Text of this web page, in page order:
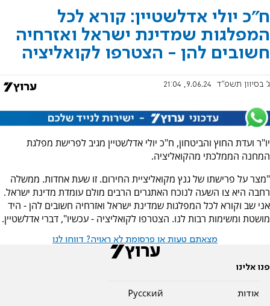
ח"כ יולי אדלשטיין: קורא לכל
המפלגות שמדינת ישראל ואזרחיה
חשובים להן - הצטרפו לקואליציה
ג' בסיוון תשפ"ד 9.06.24, 21:04
יו"ר ועדת החוץ והביטחון, ח"כ יולי אדלשטיין מגיב לפרישת מפלגת
המחנה הממלכתי מהקואליציה.
"מצר על פרישתו של גנץ מקואליציית החירום. זו שעת אחדות. ממשלה
רחבה היא צו השעה לנוכח האתגרים הרבים מולם עומדת מדינת ישראל.
אני שב וקורא לכל המפלגות שמדינת ישראל ואזרחיה חשובים להן - היד
מושטת ומשימות רבות לנו. הצטרפו לקואליציה - עכשיו", דברי אדלשטיין.
מצאתם טעות או פרסומת לא ראויה? דווחו לנו
פנו אלינו
אודות
Pусский